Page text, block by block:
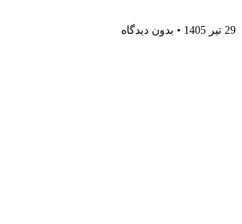
29 تیر 1405 بدون دیدگاه